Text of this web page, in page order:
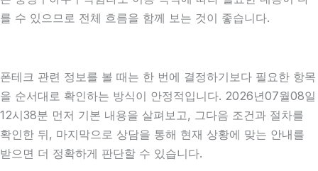
를 수 있으므로 전체 흐름을 함께 보는 것이 좋습니다.
폰테크 관련 정보를 볼 때는 한 번에 결정하기보다 필요한 항목
을 순서대로 확인하는 방식이 안정적입니다. 2026년07월08일
12시38분 먼저 기본 내용을 살펴보고, 그다음 조건과 절차를
확인한 뒤, 마지막으로 상담을 통해 현재 상황에 맞는 안내를
받으면 더 정확하게 판단할 수 있습니다.